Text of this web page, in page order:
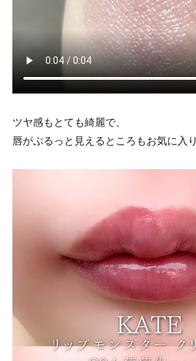
ツヤ感もとても綺麗で、
唇がぷるっと見えるところもお気に入